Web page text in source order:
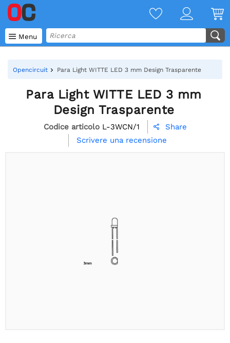
 Menu
Opencircuit Para Light WITTE LED 3 mm Design Trasparente
Para Light WITTE LED 3 mm
Design Trasparente
Codice articolo L-3WCN/1 
Share
Scrivere una recensione